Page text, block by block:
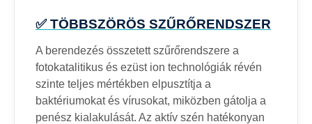
✅ TÖBBSZÖRÖS SZŰRŐRENDSZER
A berendezés összetett szűrőrendszere a
fotokatalitikus és ezüst ion technológiák révén
szinte teljes mértékben elpusztítja a
baktériumokat és vírusokat, miközben gátolja a
penész kialakulását. Az aktív szén hatékonyan